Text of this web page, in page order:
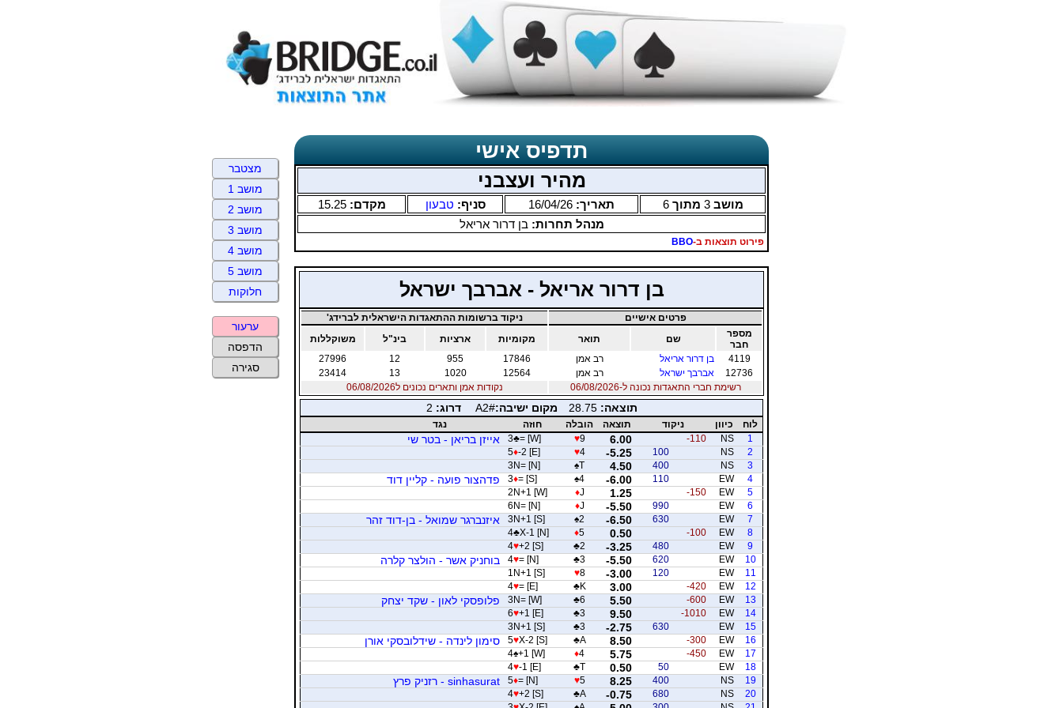
תדפיס אישי
מהיר ועצבני
מושב3 מתוך6 תאריך: 16/04/26 סניף: טבעון מקדם:15.25
מנהל תחרות:בן דרור אריאל
פירוט תוצאות ב-BBO
בן דרור אריאל - אברבך ישראל
פרטים אישיים
ניקוד ברשומות ההתאגדות הישראלית לברידג'
מספר
חבר
שם תואר מקומיות ארציות בינ"ל
משוקללות
4119
בן דרור אריאל רב אמן 17846
955
12
27996
12736
אברבך ישראל רב אמן 12564
1020
13
23414
רשימת חברי התאגדות נכונה ל-06/08/2026
נקודות אמן ותארים נכונים ל06/08/2026
תוצאה:28.75 מקום ישיבה:A2# דרוג: 2
לוח כיוון ניקוד תוצאה הובלה חוזה
נגד
1
NS
-110
6.00
♥9
3♣= [W] אייזן בריאן - בטר שי
2
NS
100
-5.25
♥4
5♦-2 [E]
3
NS
400
4.50
♠T
3N= [N]
4
EW
110
-6.00
♠4
3♦= [S] פדהצור פועה - קליין דוד
5
EW
-150
1.25
♦J
2N+1 [W]
6
EW
990
-5.50
♦J
6N= [N]
7
EW
630
-6.50
♠2
3N+1 [S] איזנברגר שמואל - בן-דוד זהר
8
EW
-100
0.50
♦5
4♣X-1 [N]
9
EW
480
-3.25
♣2
4♥+2 [S]
10
EW
620
-5.50
♣3
4♥= [N] בוחניק אשר - הולצר קלרה
11
EW
120
-3.00
♥8
1N+1 [S]
12
EW
-420
3.00
♣K
4♥= [E]
13
EW
-600
5.50
♣6
3N= [W] פלופסקי לאון - שקד יצחק
14
EW
-1010
9.50
♣3
6♥+1 [E]
15
EW
630
-2.75
♣3
3N+1 [S]
16
EW
-300
8.50
♣A
5♥X-2 [S] סימון לינדה - שידלובסקי אורן
17
EW
-450
5.75
♦4
4♠+1 [W]
18
EW
50
0.50
♣T
4♥-1 [E]
19
NS
400
8.25
♥5
5♦= [N] sinhasurat - רזניק פרץ
20
NS
680
-0.75
♣A
4♥+2 [S]
מצטבר
מושב 1
מושב 2
מושב 3
מושב 4
מושב 5
חלוקות
ערעור
הדפסה
סגירה